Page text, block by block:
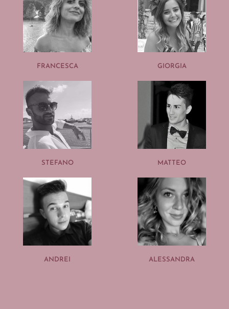
FRANCESCA GIORGIA
STEFANO MATTEO
ANDREI ALESSANDRA